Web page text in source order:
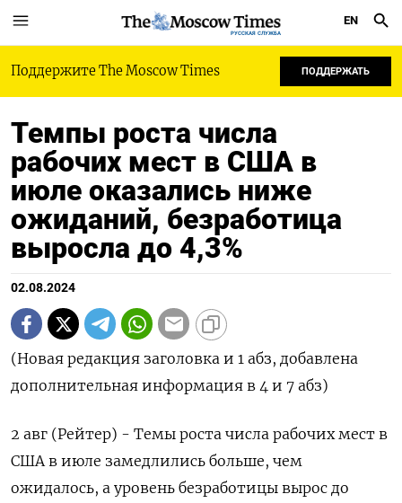
РУССКАЯ СЛУЖБА
EN
Поддержите The Moscow Times ПОДДЕРЖАТЬ
Темпы роста числа
рабочих мест в США в
июле оказались ниже
ожиданий, безработица
выросла до 4,3%
02.08.2024
(Новая редакция заголовка и 1 абз, добавлена
дополнительная информация в 4 и 7 абз)
2 авг (Рейтер) - Темы роста числа рабочих мест в
США в июле замедлились больше, чем
ожидалось, а уровень безработицы вырос до